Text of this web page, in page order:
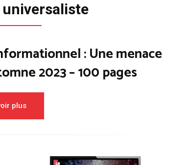
universaliste
: Une menace
2023 – 100 pages
plus